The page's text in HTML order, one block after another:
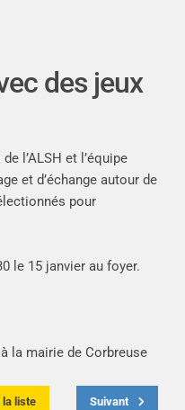
des jeux
l’ALSH et l’équipe
et d’échange autour de
pour
le 15 janvier au foyer.
la mairie de Corbreuse
la liste Suivant